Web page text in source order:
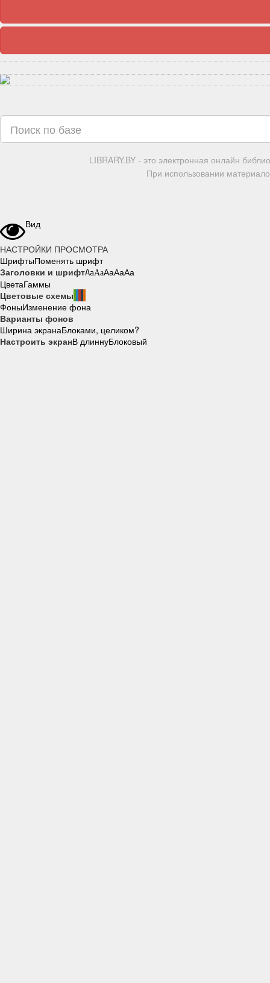
LIBRARY.BY - это электронная онлайн
При использовании
Вид
НАСТРОЙКИ ПРОСМОТРА
ШрифтыПоменять шрифт
Заголовки и шрифтAaAaAaAaAa
ЦветаГаммы
Цветовые схемы
ФоныИзменение фона
Варианты фонов
Ширина экранаБлоками, целиком?
Настроить экранВ длиннуБлоковый